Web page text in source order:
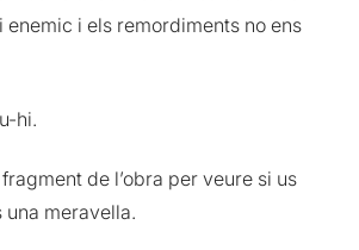
enemic i els remordiments no ens
hi.
de l’obra per veure si us
una meravella.